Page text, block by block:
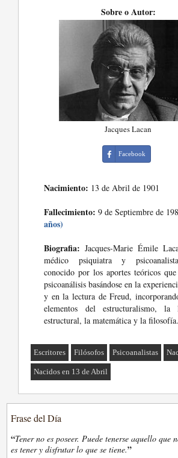
Sobre o Autor:
Jacques Lacan
Facebook
Nacimiento: 13 de Abril de 1901
Fallecimiento: 9 de Septiembre de
años)
Biografia: Jacques-Marie Émile
médico psiquiatra y
conocido por los aportes teóricos
psicoanálisis basándose en la
y en la lectura de Freud,
elementos del estructuralismo, la
estructural, la matemática y la filosofía.
Escritores Filósofos Psicoanalistas
Nacidos en 13 de Abril
Frase del Día
“Tener no es poseer. Puede tenerse aquello que
es tener y disfrutar lo que se tiene.”